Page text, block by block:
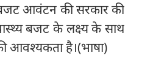
बजट आवंटन की सरकार की
स्वास्थ्य बजट के लक्ष्य के साथ
आवश्यकता है।(भाषा)